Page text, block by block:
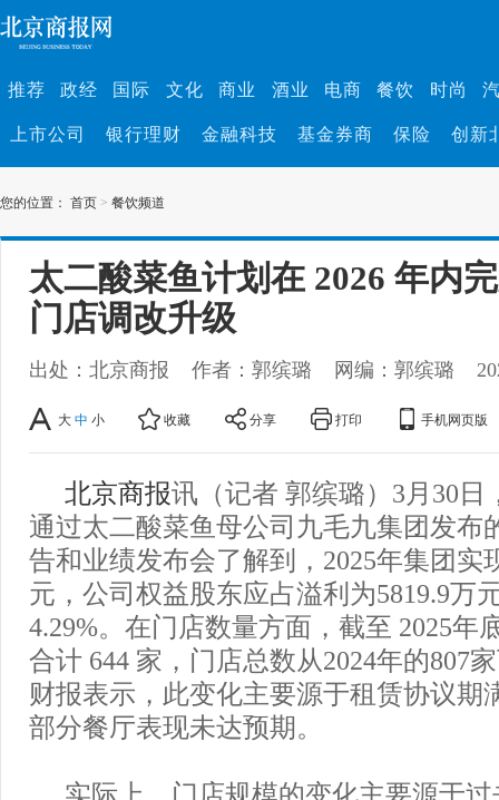
推荐 政经 国际 文化 商业 酒业 电商 餐饮 时尚
上市公司 银行理财 金融科技 基金券商 保险 创新
您的位置： 首页 > 餐饮频道
太二酸菜鱼计划在 2026 年内
门店调改升级
出处：北京商报 作者：郭缤璐 网编：郭缤璐
大 中 小 收藏 分享 打印 手机网页版
北京商报讯（记者 郭缤璐）3月30日
通过太二酸菜鱼母公司九毛九集团发布
告和业绩发布会了解到，2025年集团实
元，公司权益股东应占溢利为5819.9万
4.29%。在门店数量方面，截至 2025年
合计 644 家，门店总数从2024年的807
财报表示，此变化主要源于租赁协议期
部分餐厅表现未达预期。
实际上，门店规模的变化主要源于